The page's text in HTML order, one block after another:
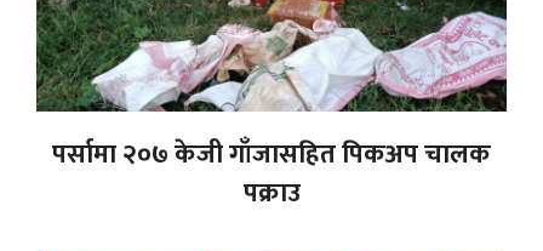
पर्सामा २०७ केजी गाँजासहित पिकअप चालक
पक्राउ